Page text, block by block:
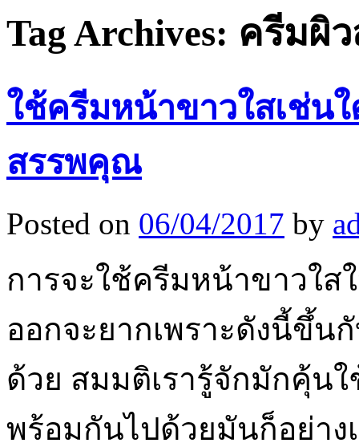
Tag Archives: ครีมผิ
ใช้ครีมหน้าขาวใสเช่น
สรรพคุณ
Posted on 06/04/2017 by
การจะใช้ครีมหน้าขาวใ
ออกจะยากเพราะดังนี้ขึ้น
ด้วย สมมติเรารู้จักมักคุ้น
พร้อมกันไปด้วยมันก็อย่า